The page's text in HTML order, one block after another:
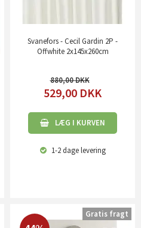
Svanefors - Cecil Gardin 2P -
Offwhite 2x145x260cm
880,00
529,00 DKK
LÆG I KURVEN
1-2 dagelevering
Gratis fragt